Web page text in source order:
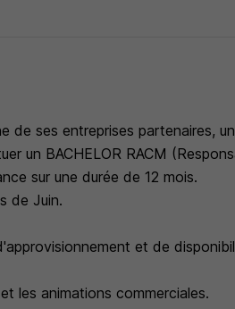
de ses entreprises partenaires,
un BACHELOR RACM
sur une durée de 12 mois.
de Juin.
et de
les animations commerciales.